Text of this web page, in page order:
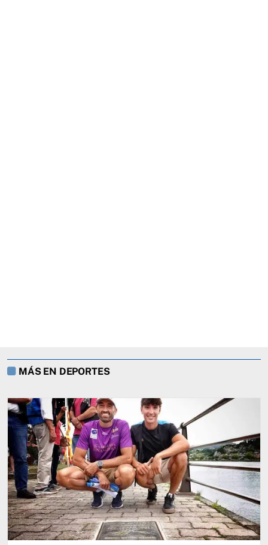
MÁS EN DEPORTES